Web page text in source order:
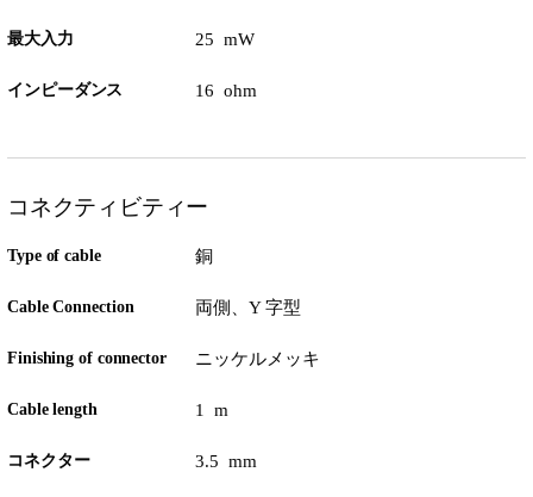
最大入力 25 mW
インピーダンス 16 ohm
コネクティビティー
Type of cable 銅
Cable Connection 両側、Y 字型
Finishing of connector ニッケルメッキ
Cable length 1 m
コネクター 3.5 mm